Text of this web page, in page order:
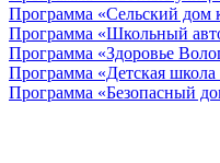
Программа «Сельский дом
Программа «Школьный
Программа «Здоровье
Программа «Детская школа
Программа «Безопасный